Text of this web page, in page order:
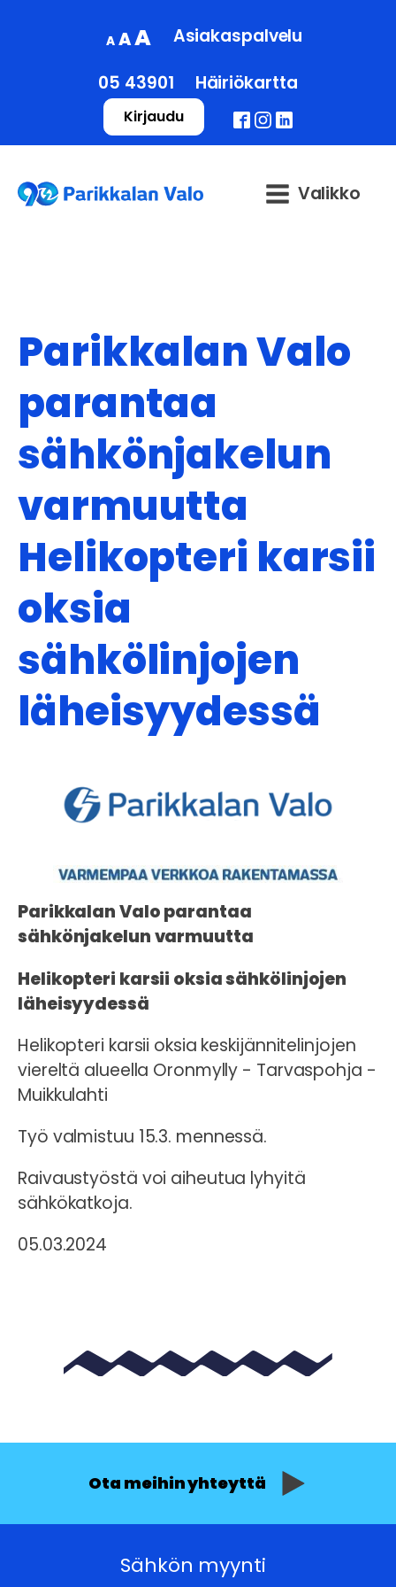
A
Decrease
font
A Reset
size.
AIncrease
font
size.
Asiakaspalvelu
05 43901
Häiriökartta
Kirjaudu
Valikko
Parikkalan Valo
parantaa
sähkönjakelun
varmuutta
Helikopteri karsii
oksia
sähkölinjojen
läheisyydessä
Parikkalan Valo parantaa
sähkönjakelun varmuutta
Helikopteri karsii oksia sähkölinjojen
läheisyydessä
Helikopteri karsii oksia keskijännitelinjojen
viereltä alueella Oronmylly - Tarvaspohja -
Muikkulahti
Työ valmistuu 15.3. mennessä.
Raivaustyöstä voi aiheutua lyhyitä
sähkökatkoja.
05.03.2024
Ota meihin yhteyttä
Sähkön myynti